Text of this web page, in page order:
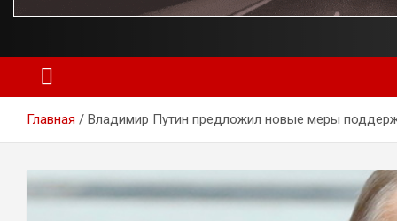
Главная Владимир Путин предложил новые меры